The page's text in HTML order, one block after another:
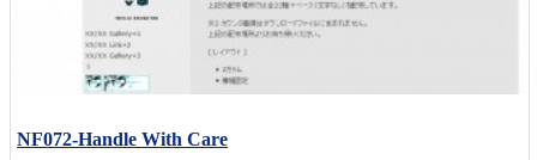
NF072-Handle With Care